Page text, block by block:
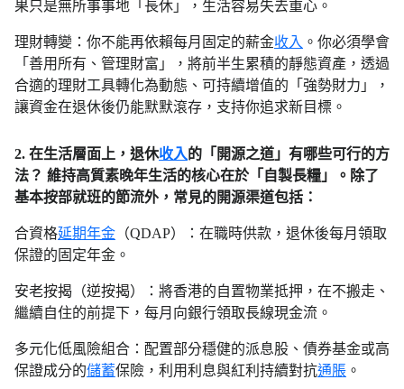
果只是無所事事地「長休」，生活容易失去重心。
理財轉變：你不能再依賴每月固定的薪金收入 。你必須學會
「善用所有、管理財富」，將前半生累積的靜態資產，透過
合適的理財工具轉化為動態、可持續增值的「強勢財力」，
讓資金在退休後仍能默默滾存，支持你追求新目標。
2. 在生活層面上，退休收入的「開源之道」有哪些可行的方
法？ 維持高質素晚年生活的核心在於「自製長糧」。除了
基本按部就班的節流外，常見的開源渠道包括：
合資格延期年金 （QDAP）：在職時供款，退休後每月領取
保證的固定年金。
安老按揭（逆按揭）：將香港的自置物業抵押，在不搬走、
繼續自住的前提下，每月向銀行領取長線現金流。
多元化低風險組合：配置部分穩健的派息股、債券基金或高
保證成分的儲蓄保險，利用利息與紅利持續對抗通脹 。